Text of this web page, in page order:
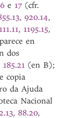
e 17 (cfr.
,920.14,
, 1195.15,
en
dos
185.21 (en B);
copia
da Ajuda
Nacional
, 88.20,